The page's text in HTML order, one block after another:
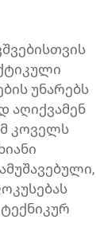
უნარებს
აღიქვამენ
კოველს